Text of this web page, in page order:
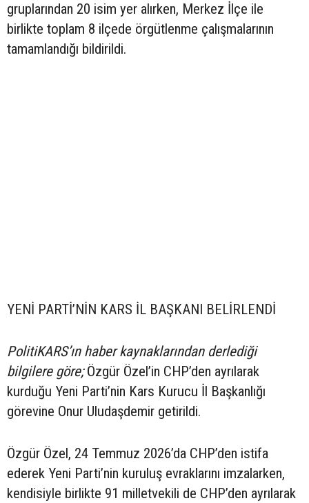
gruplarından 20 isim yer alırken, Merkez İlçe ile
birlikte toplam 8 ilçede örgütlenme çalışmalarının
tamamlandığı bildirildi.
YENİ PARTİ’NİN KARS İL BAŞKANI BELİRLENDİ
PolitiKARS’ın haber kaynaklarından derlediği
bilgilere göre;Özgür Özel’in CHP’den ayrılarak
kurduğu Yeni Parti’nin Kars Kurucu İl Başkanlığı
görevine Onur Uludaşdemir getirildi.
Özgür Özel, 24 Temmuz 2026’da CHP’den istifa
ederek Yeni Parti’nin kuruluş evraklarını imzalarken,
kendisiyle birlikte 91 milletvekili de CHP’den ayrılarak